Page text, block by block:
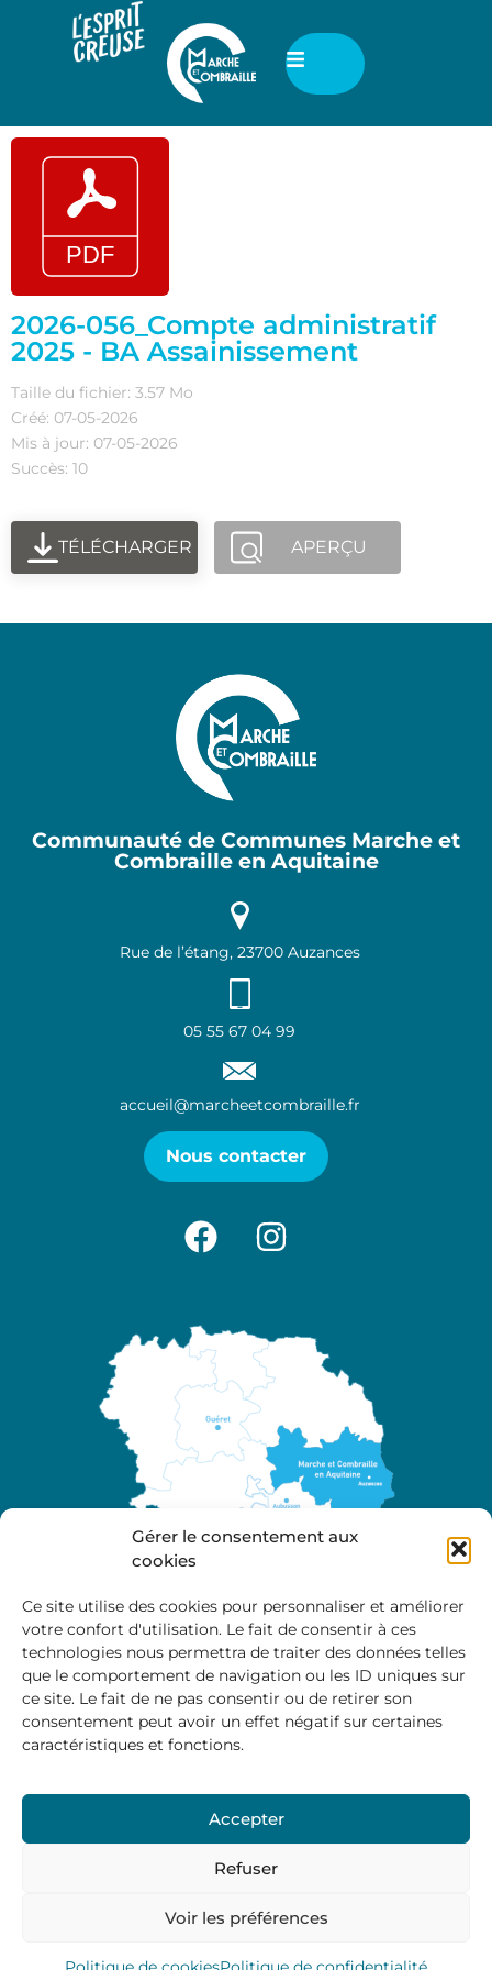
Gérer le consentement aux
cookies
Ce site utilise des cookies pour personnaliser et améliorer
votre confort d'utilisation. Le fait de consentir à ces
technologies nous permettra de traiter des données telles
que le comportement de navigation ou les ID uniques sur
ce site. Le fait de ne pas consentir ou de retirer son
consentement peut avoir un effet négatif sur certaines
caractéristiques et fonctions.
Accepter
Refuser
Voir les préférences
2026-056_Compte administratif
2025 - BA Assainissement
Taille du fichier: 3.57 Mo
Créé: 07-05-2026
Mis à jour: 07-05-2026
Succès: 10
TÉLÉCHARGER APERÇU
Communauté de Communes Marche et
Combraille en Aquitaine
Rue de l’étang, 23700 Auzances
05 55 67 04 99
accueil@marcheetcombraille.fr
Nous contacter
A propos
Site officiel de la Communauté de Communes
Marche et Combraille en Aquitaine
Horaires d’ouverture :
9:00 – 12:00 / 14:00 – 17:00
Vendredi: 9:00 – 12:00
Mentions Légales–Politique des cookies
Marche et Combraille